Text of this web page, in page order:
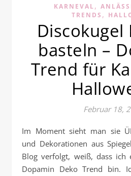
KARNEVAL,
TRENDS ,
Discokugel
basteln –
Trend für
Februar 18,
Im Moment sieht man sie ÜBERALL: Discokugeln
und Dekorationen aus
Blog verfolgt, weiß, dass ich
Dopamin Deko Trend bin.